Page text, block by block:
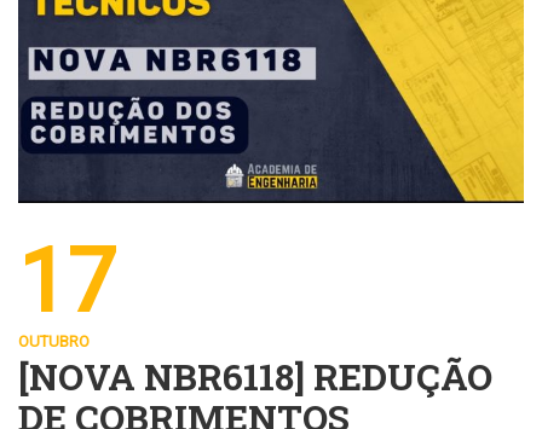
17
OUTUBRO
[NOVA NBR6118] REDUÇÃO
DE COBRIMENTOS